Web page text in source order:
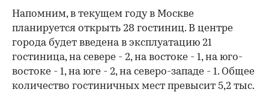
Напомним, в текущем году в Москве
планируется открыть 28 гостиниц. В центре
города будет введена в эксплуатацию 21
гостиница, на севере - 2, на востоке - 1, на юго-
востоке - 1, на юге - 2, на северо-западе - 1. Общее
количество гостиничных мест превысит 5,2 тыс.